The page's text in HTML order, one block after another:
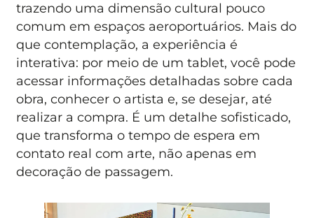
trazendo uma dimensão cultural pouco
comum em espaços aeroportuários. Mais do
que contemplação, a experiência é
interativa: por meio de um tablet, você pode
acessar informações detalhadas sobre cada
obra, conhecer o artista e, se desejar, até
realizar a compra. É um detalhe sofisticado,
que transforma o tempo de espera em
contato real com arte, não apenas em
decoração de passagem.